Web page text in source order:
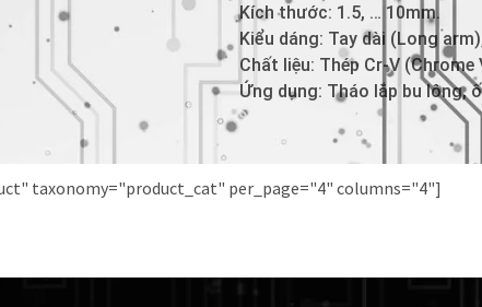
Kích thước: 1.5, … 10mm.
Kiểu dáng: Tay dài (Long
Chất liệu: Thép Cr-V
Ứng dụng: Tháo lắp bu lông,
taxonomy="product_cat" per_page="4" columns="4"]